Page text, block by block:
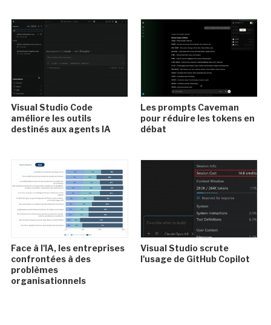
Visual Studio Code
améliore les outils
destinés aux agents IA
Les prompts Caveman
pour réduire les tokens en
débat
Face à l'IA, les entreprises
confrontées à des
problèmes
organisationnels
Visual Studio scrute
l'usage de GitHub Copilot